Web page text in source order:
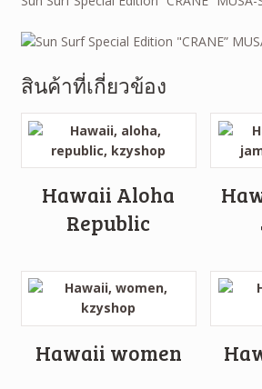
สินค้าที่เกี่ยวข้อง
Hawaii Aloha
Republic
Hawaii women